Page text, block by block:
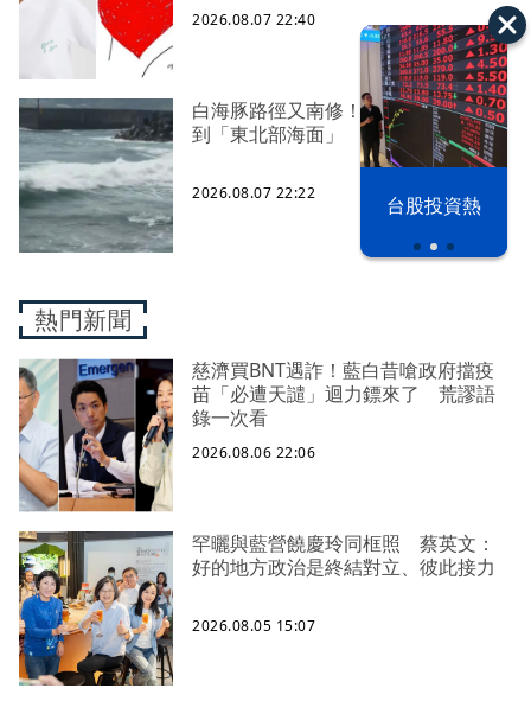
漢光42演習 台股投資熱
2026.08.07 22:40
白海豚路徑又南修！ 海警範圍擴增
到「東北部海面」
2026.08.07 22:22
熱門新聞
慈濟買BNT遇詐！藍白昔嗆政府擋疫
苗「必遭天譴」迴力鏢來了 荒謬語
錄一次看
2026.08.06 22:06
罕曬與藍營饒慶玲同框照 蔡英文：
好的地方政治是終結對立、彼此接力
2026.08.05 15:07